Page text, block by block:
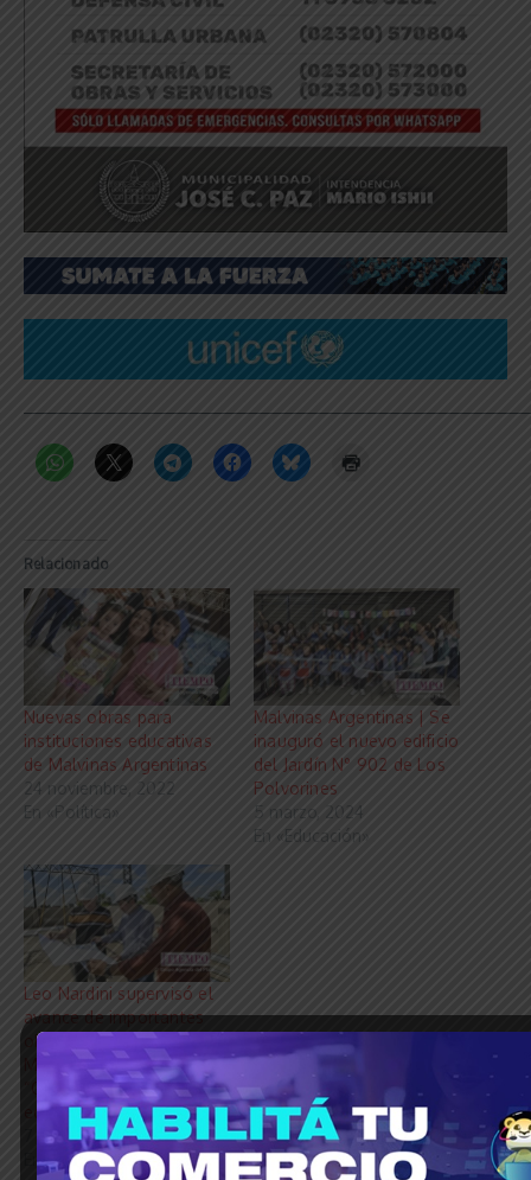
Relacionado
Nuevas obras para
instituciones educativas
de Malvinas Argentinas
24 noviembre, 2022
En «Política»
Malvinas Argentinas | Se
inauguró el nuevo edificio
del Jardín N° 902 de Los
Polvorines
5 marzo, 2024
En «Educación»
Leo Nardini supervisó el
avance de importantes
obras educativas en
Malvinas Argentinas:
“Obras claves para la
educación del distrito”
7 febrero, 2025
En «Educación»